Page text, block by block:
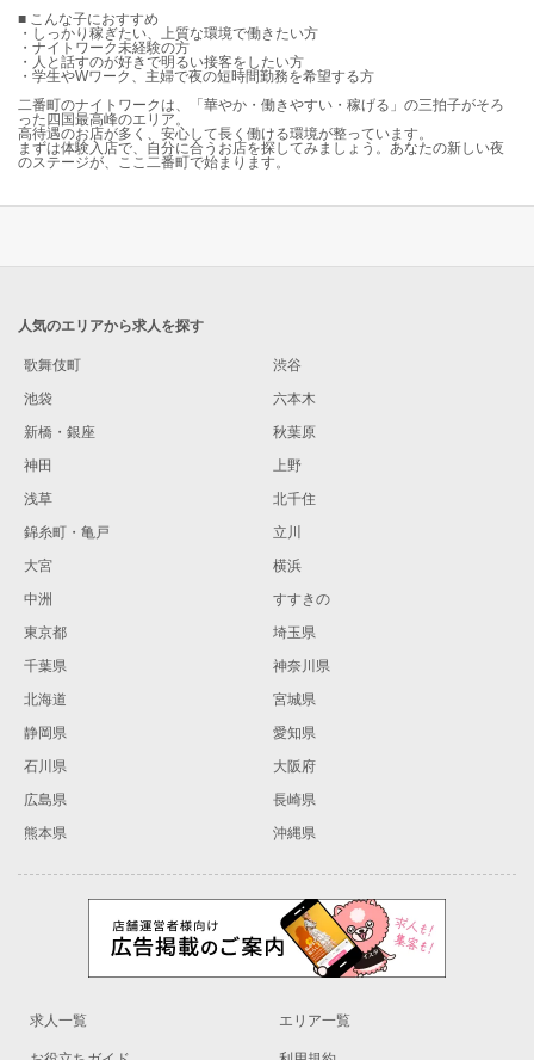
■ こんな子におすすめ
・しっかり稼ぎたい、上質な環境で働きたい方
・ナイトワーク未経験の方
・人と話すのが好きで明るい接客をしたい方
・学生やWワーク、主婦で夜の短時間勤務を希望する方
二番町のナイトワークは、「華やか・働きやすい・稼げる」の三拍子がそろ
った四国最高峰のエリア。
高待遇のお店が多く、安心して長く働ける環境が整っています。
まずは体験入店で、自分に合うお店を探してみましょう。あなたの新しい夜
のステージが、ここ二番町で始まります。
人気のエリアから求人を探す
歌舞伎町
渋谷
池袋
六本木
新橋・銀座
秋葉原
神田
上野
浅草
北千住
錦糸町・亀戸
立川
大宮
横浜
中洲
すすきの
東京都
埼玉県
千葉県
神奈川県
北海道
宮城県
静岡県
愛知県
石川県
大阪府
広島県
長崎県
熊本県
沖縄県
求人一覧 エリア一覧